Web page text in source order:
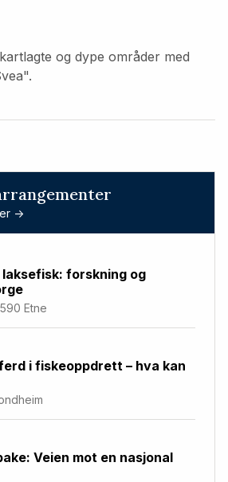
og dype områder med
->
laksefisk: forskning og
Etne
i fiskeoppdrett – hva kan
Veien mot en nasjonal